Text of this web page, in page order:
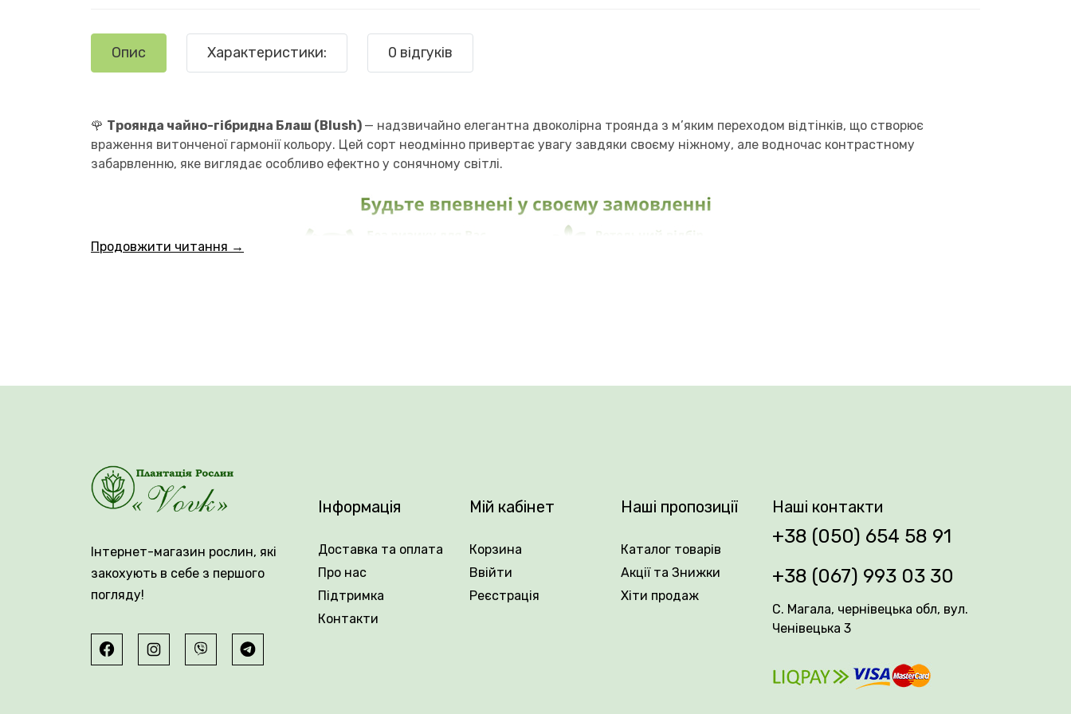
Опис Характеристики: 0 відгуків
🌹 Троянда чайно-гібридна Блаш (Blush) — надзвичайно елегантна двоколірна троянда з м’яким переходом відтінків, що створює
враження витонченої гармонії кольору. Цей сорт неодмінно привертає увагу завдяки своєму ніжному, але водночас контрастному
забарвленню, яке виглядає особливо ефектно у сонячному світлі.
🌿 Троянда Блаш має махрові квітки, які складаються з 35–45 пелюсток. Бутони келихоподібної форми повільно розкриваються, дозволяючи
гармонійною та чарівною. Вона виглядає делікатно, але водночас розкішно, тому чудово підходить і для клумб, і для зрізу в букети.
🌱 Кущі прямостоячі, висотою 80–120 см, з густим, декоративним темно-зеленим глянцевим листям. Сорт відзначається стабільним
🪴 Купуйте 2-річні саджанці троянд в Плантації Рослин Вовк та насолоджуйтесь барвистим цвітінням!
Вік саджанця: 2 роки.
Упакування: закрита коренева система.
Продовжити читання →
Інтернет-магазин рослин, які
закохують в себе з першого
погляду!
Інформація
Доставка та оплата
Про нас
Підтримка
Контакти
Мій кабінет
Корзина
Ввійти
Реєстрація
Наші пропозиції
Каталог товарів
Акції та Знижки
Хіти продаж
Наші контакти
+38 (050) 654 58 91
+38 (067) 993 03 30
С. Магала, чернівецька обл, вул.
Ченівецька 3